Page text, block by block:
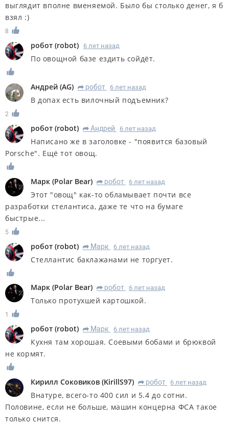
выглядит вполне вменяемой. Было бы столько денег, я б
взял :)
8
робот (robot) 6 лет назад
По овощной базе ездить сойдёт.
Андрей (AG) R робот 6 лет назад
В допах есть вилочный подъемник?
2
робот (robot) R Андрей 6 лет назад
Написано же в заголовке - "появится базовый
Porsche". Ещё тот овощ.
Марк (Polar Bear) R робот 6 лет назад
Этот "овощ" как-то обламывает почти все
разработки стелантиса, даже те что на бумаге
быстрые...
5
робот (robot) R Марк 6 лет назад
Стеллантис баклажанами не торгует.
Марк (Polar Bear) R робот 6 лет назад
Только протухшей картошкой.
1
робот (robot) R Марк 6 лет назад
Кухня там хорошая. Соевыми бобами и брюквой
не кормят.
Кирилл Соковиков (KirillS97) R робот 6 лет назад
Внатуре, всего-то 400 сил и 5.4 до сотни.
Половине, если не больше, машин концерна ФСА такое
только снится.